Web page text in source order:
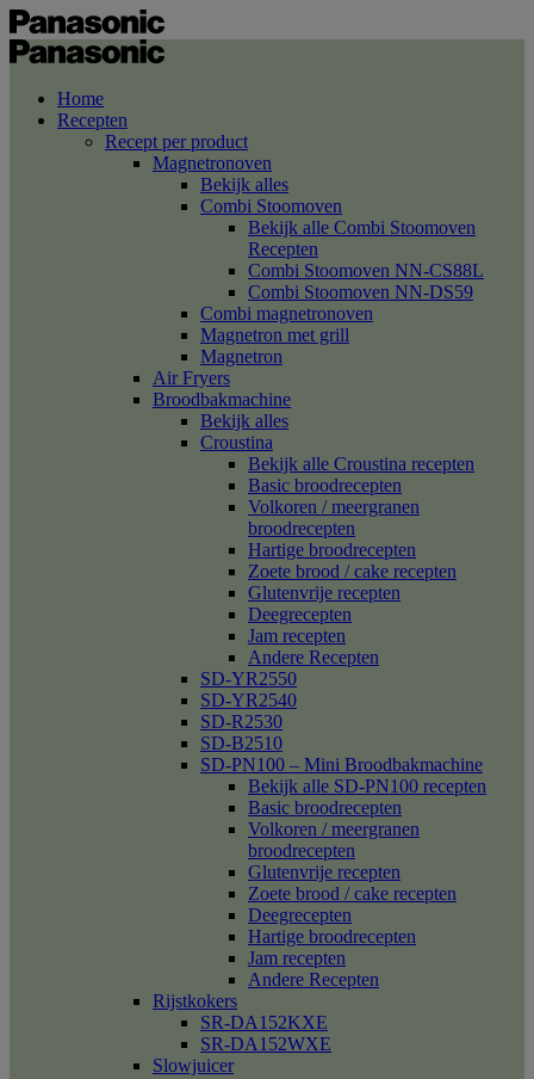
Home
Recepten
Recept per product
Magnetronoven
Bekijk alles
Combi Stoomoven
Bekijk alle Combi Stoomoven
Recepten
Combi Stoomoven NN-CS88L
Combi Stoomoven NN-DS59
Combi magnetronoven
Magnetron met grill
Magnetron
Air Fryers
Broodbakmachine
Bekijk alles
Croustina
Bekijk alle Croustina recepten
Basic broodrecepten
Volkoren / meergranen
broodrecepten
Hartige broodrecepten
Zoete brood / cake recepten
Glutenvrije recepten
Deegrecepten
Jam recepten
Andere Recepten
SD-YR2550
SD-YR2540
SD-R2530
SD-B2510
SD-PN100 – Mini Broodbakmachine
Bekijk alle SD-PN100 recepten
Basic broodrecepten
Volkoren / meergranen
broodrecepten
Glutenvrije recepten
Zoete brood / cake recepten
Deegrecepten
Hartige broodrecepten
Jam recepten
Andere Recepten
Rijstkokers
SR-DA152KXE
SR-DA152WXE
Slowjuicer